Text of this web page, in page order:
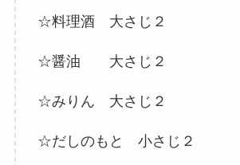
☆料理酒 大さじ２
☆醤油 大さじ２
☆みりん 大さじ２
☆だしのもと 小さじ２